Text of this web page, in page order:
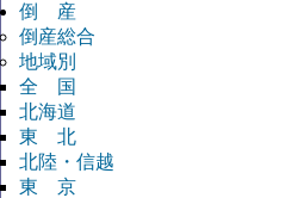
倒 産
倒産総合
地域別
全 国
北海道
東 北
北陸・信越
東 京